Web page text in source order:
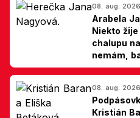
08. aug.
Arabela
Niekto
chalupu
nemám,
Slovákom
08. aug.
Kristián